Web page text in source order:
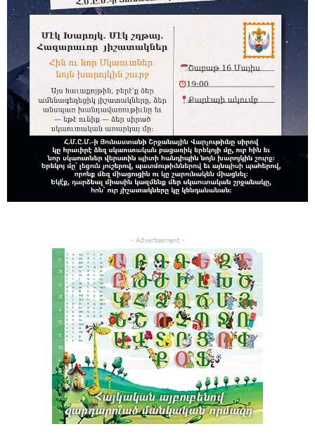
- Advertisement -